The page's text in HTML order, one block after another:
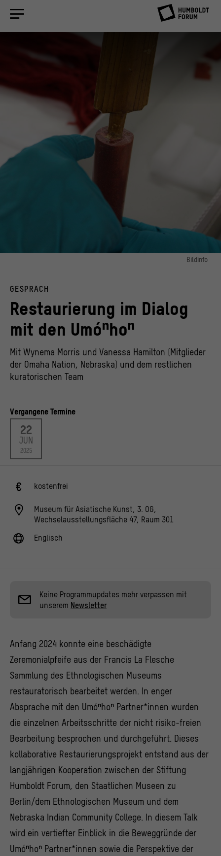
Bildinfo
Restaurierung einer beschädigten Zeremonialpfeife aus der Francis La Flesche
© Michael Berger
GESPRÄCH
Restaurierung im Dialog
mit den Umóⁿhoⁿ
Mit Wynema Morris und Vanessa Hamilton (Mitglieder
der Omaha Nation, Nebraska) und dem restlichen
kuratorischen Team
Vergangene Termine
22
JUN
2025
kostenfrei
Museum für Asiatische Kunst, 3. OG,
Wechselausstellungsfläche 47, Raum 301
Englisch
Keine Programmupdates mehr verpassen mit
unserem Newsletter
Anfang 2024 konnte eine beschädigte
Zeremonialpfeife aus der Francis La Flesche
Sammlung des Ethnologischen Museums
restauratorisch bearbeitet werden. In enger
Absprache mit den Umóⁿhoⁿ Partner*innen wurden
die einzelnen Arbeitsschritte der nicht risiko-freien
Bearbeitung besprochen und durchgeführt. Dieses
kollaborative Restaurierungsprojekt entstand aus der
langjährigen Kooperation zwischen der Stiftung
Humboldt Forum, den Staatlichen Museen zu
Berlin/dem Ethnologischen Museum und dem
Nebraska Indian Community College. In diesem Talk
wird ein vertiefter Einblick in die Beweggründe der
Umóⁿhoⁿ Partner*innen sowie die Perspektive der